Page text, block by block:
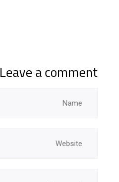
Leave a comment